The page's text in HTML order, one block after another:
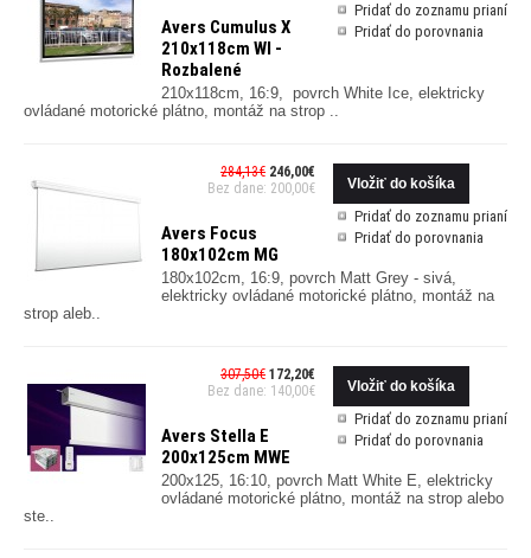
Pridať do zoznamu prianí
Pridať do porovnania
Avers Cumulus X
210x118cm WI -
Rozbalené
210x118cm, 16:9, povrch White Ice, elektricky
ovládané motorické plátno, montáž na strop ..
Pridať do zoznamu prianí
Pridať do porovnania
284,13€ 246,00€
Bez dane: 200,00€
Avers Focus
180x102cm MG
180x102cm, 16:9, povrch Matt Grey - sivá,
elektricky ovládané motorické plátno, montáž na
strop aleb..
Pridať do zoznamu prianí
Pridať do porovnania
307,50€ 172,20€
Bez dane: 140,00€
Avers Stella E
200x125cm MWE
200x125, 16:10, povrch Matt White E, elektricky
ovládané motorické plátno, montáž na strop alebo
ste..